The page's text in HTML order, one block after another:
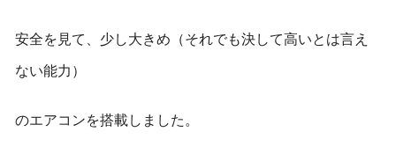
安全を見て、少し大きめ（それでも決して高いとは言え
ない能力）
のエアコンを搭載しました。